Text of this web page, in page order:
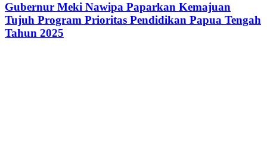
Gubernur Meki Nawipa Paparkan Kemajuan
Tujuh Program Prioritas Pendidikan Papua Tengah
Tahun 2025